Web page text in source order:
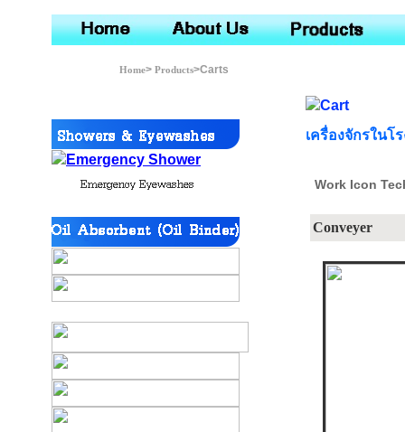
Home> Products>Carts
เครื่องจักรในโ
Work Icon
Conveyer